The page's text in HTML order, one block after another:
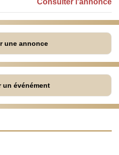
Consulter l'annonce
une annonce
un événément